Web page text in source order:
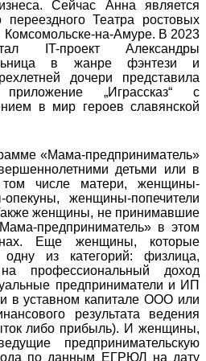
Сейчас Анна является
переездного Театра ростовых
Комсомольске-на-Амуре. В 2023
IT-проект Александры
в жанре фэнтези и
дочери представила
„Играссказ“ с
в мир героев славянской
«Мама-предприниматель»
детьми или в
том числе матери, женщины-
женщины-попечители
женщины, не принимавшие
предприниматель» в этом
Еще женщины, которые
из категорий: физлица,
профессиональный доход
предприниматели и ИП
в уставном капитале ООО или
результата ведения
либо прибыль). И женщины,
предпринимательскую
по данным ЕГРЮЛ на дату